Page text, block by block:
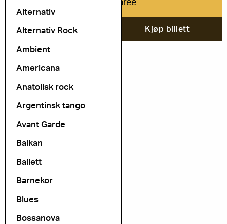
Alternativ
Alternativ Rock
Ambient
Americana
Anatolisk rock
Argentinsk tango
Avant Garde
Balkan
Ballett
Barnekor
Blues
Bossanova
30. oktober Kjøp billett